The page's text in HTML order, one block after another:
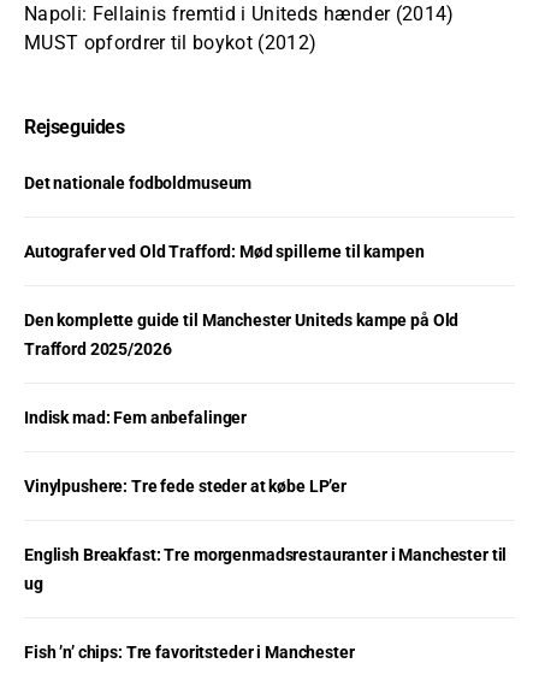
Napoli: Fellainis fremtid i Uniteds hænder (2014)
MUST opfordrer til boykot (2012)
Rejseguides
Det nationale fodboldmuseum
Autografer ved Old Trafford: Mød spillerne til kampen
Den komplette guide til Manchester Uniteds kampe på Old
Trafford 2025/2026
Indisk mad: Fem anbefalinger
Vinylpushere: Tre fede steder at købe LP’er
English Breakfast: Tre morgenmadsrestauranter i Manchester til
ug
Fish ’n’ chips: Tre favoritsteder i Manchester